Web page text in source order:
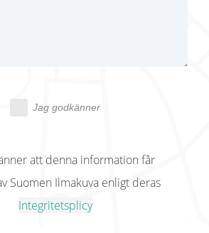
Jag godkänner
att denna information får
Suomen Ilmakuva enligt deras
Integritetsplicy